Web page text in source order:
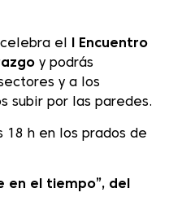
el
I Encuentro
y podrás
y a los
subir por las paredes.
18 h en los prados de
en el tiempo”, del